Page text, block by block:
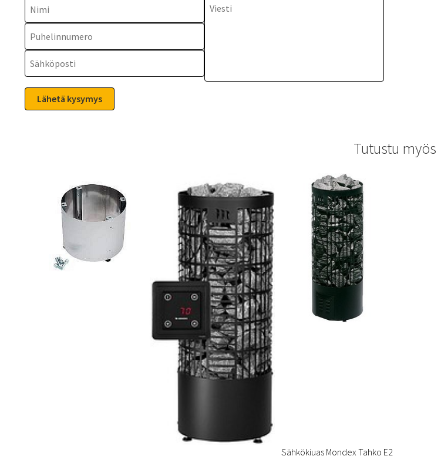
Tutustu myös
Sähkökiuas Mondex Tahko E2